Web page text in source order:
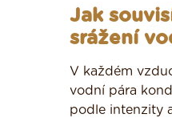
Jak
srážení
V každém
vodní pára
podle intenzity